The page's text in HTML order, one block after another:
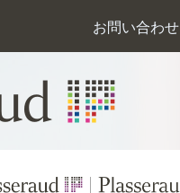
お問い合わせ